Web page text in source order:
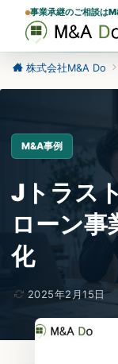
事業承継のご相談は
株式会社M&A Do
M&A事例
Jトラス
ローン事
化
2025年2月15日